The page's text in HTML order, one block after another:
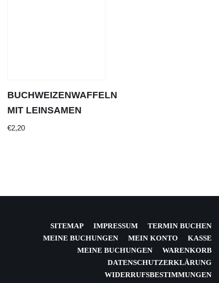
BUCHWEIZENWAFFELN
MIT LEINSAMEN
€2,20
SITEMAP IMPRESSUM
TERMIN BUCHEN
MEINE BUCHUNGEN
MEIN KONTO
KASSE
MEINE BUCHUNGEN
WARENKORB
DATENSCHUTZERKLÄRUNG
WIDERRUFSBESTIMMUNGEN